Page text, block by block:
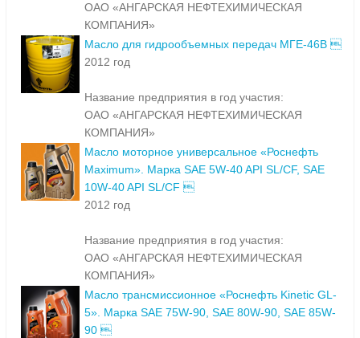
ОАО «АНГАРСКАЯ НЕФТЕХИМИЧЕСКАЯ
КОМПАНИЯ»
Масло для гидрообъемных передач МГЕ-46В 
2012 год
Название предприятия в год участия:
ОАО «АНГАРСКАЯ НЕФТЕХИМИЧЕСКАЯ
КОМПАНИЯ»
Масло моторное универсальное «Роснефть
Maximum». Марка SAE 5W-40 API SL/CF, SAE
10W-40 API SL/CF 
2012 год
Название предприятия в год участия:
ОАО «АНГАРСКАЯ НЕФТЕХИМИЧЕСКАЯ
КОМПАНИЯ»
Масло трансмиссионное «Роснефть Kinetic GL-
5». Марка SAE 75W-90, SAE 80W-90, SAE 85W-
90 